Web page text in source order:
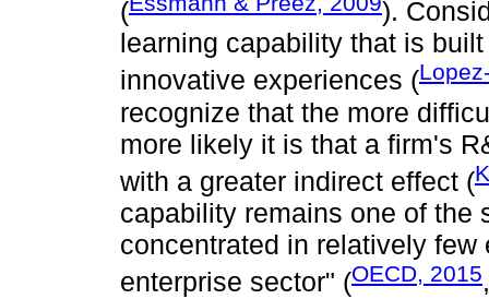
(
).
learning capability that is
innovative experiences (
recognize that the more
more likely it is that a firm's
with a greater indirect effect (
capability remains one of the
concentrated in relatively
enterprise sector" (OECD, 2015